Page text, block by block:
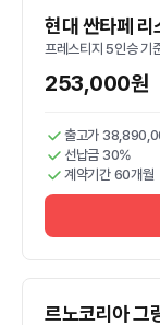
현대 싼타페 리
프레스티지 5인승 기
253,000원
출고가
선납금 30%
계약기간 60개월
르노코리아 그